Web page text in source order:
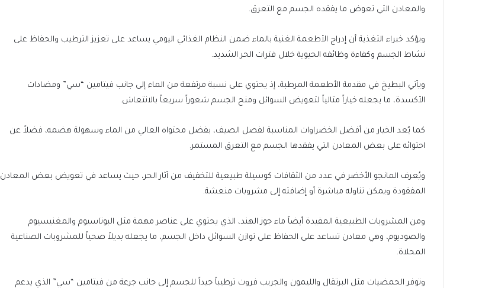
والمعادن التي تعوض ما يفقده الجسم مع التعرق.
ويؤكد خبراء التغذية أن إدراج الأطعمة الغنية بالماء ضمن النظام الغذائي اليومي يساعد على تعزيز الترطيب والحفاظ على
نشاط الجسم وكفاءة وظائفه الحيوية خلال فترات الحر الشديد.
ويأتي البطيخ في مقدمة الأطعمة المرطبة، إذ يحتوي على نسبة مرتفعة من الماء إلى جانب فيتامين “سي” ومضادات
الأكسدة، ما يجعله خياراً مثالياً لتعويض السوائل ومنح الجسم شعوراً سريعاً بالانتعاش.
كما يُعد الخيار من أفضل الخضراوات المناسبة لفصل الصيف، بفضل محتواه العالي من الماء وسهولة هضمه، فضلاً عن
احتوائه على بعض المعادن التي يفقدها الجسم مع التعرق المستمر.
ويُعرف المانجو الأخضر في عدد من الثقافات كوسيلة طبيعية للتخفيف من آثار الحر، حيث يساعد في تعويض بعض المعادن
المفقودة ويمكن تناوله مباشرة أو إضافته إلى مشروبات منعشة.
ومن المشروبات الطبيعية المفيدة أيضاً ماء جوز الهند، الذي يحتوي على عناصر مهمة مثل البوتاسيوم والمغنيسيوم
والصوديوم، وهي معادن تساعد على الحفاظ على توازن السوائل داخل الجسم، ما يجعله بديلاً صحياً للمشروبات الصناعية
المحلاة.
وتوفر الحمضيات مثل البرتقال والليمون والجريب فروت ترطيباً جيداً للجسم إلى جانب جرعة من فيتامين “سي” الذي يدعم